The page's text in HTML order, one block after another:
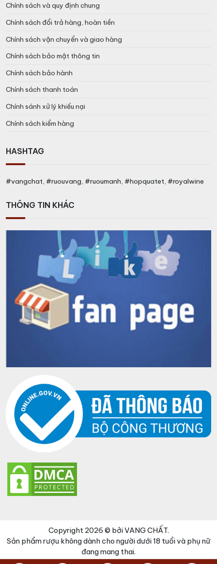
Chính sách và quy định chung
Chính sách đổi trả hàng, hoàn tiền
Chính sách vận chuyển và giao hàng
Chính sách bảo mật thông tin
Chính sách bảo hành
Chính sách thanh toán
Chính sánh xử lý khiếu nại
Chính sách kiểm hàng
HASHTAG
#vangchat, #ruouvang, #ruoumanh, #hopquatet, #royalwine
THÔNG TIN KHÁC
Copyright 2026 © bởi VANG CHẤT.
Sản phẩm rượu không dành cho người dưới 18 tuổi và phụ nữ
đang mang thai.